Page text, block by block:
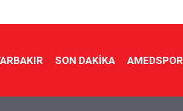
SON DAKIKA AMEDSPOR